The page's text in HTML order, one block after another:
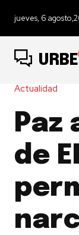
jueves, 6
URBE
Actualidad
Paz
de